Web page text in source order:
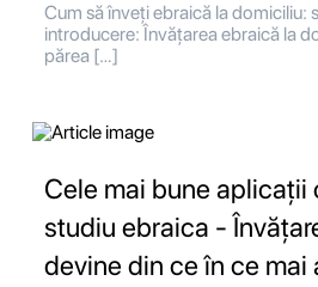
Cum să înveți ebraică la domiciliu:
introducere: Învățarea ebraică la
părea […]
Cele mai bune aplicații
studiu ebraica -
devine din ce în ce mai